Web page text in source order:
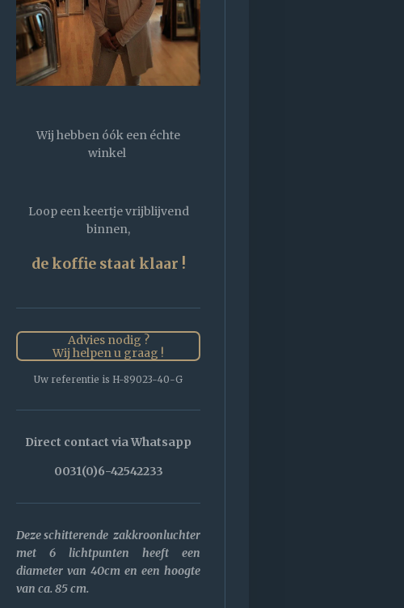
Wij hebben óók een échte
winkel
Loop een keertje vrijblijvend
binnen,
de koffie staat klaar !
Advies nodig ?
Wij helpen u graag !
Uw referentie is H-89023-40-G
Direct contact via Whatsapp
0031(0)6-42542233
Deze schitterende zakkroonluchter
met 6 lichtpunten heeft een
diameter van 40cm en een hoogte
van ca. 85 cm.